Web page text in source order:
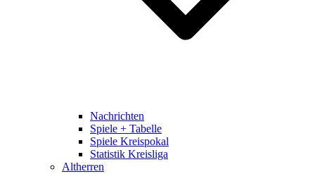
Nachrichten
Spiele + Tabelle
Spiele Kreispokal
Statistik Kreisliga
Altherren